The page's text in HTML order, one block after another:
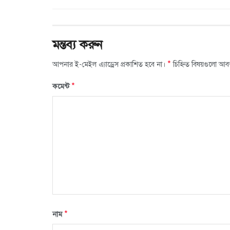
মন্তব্য করুন
আপনার ই-মেইল এ্যাড্রেস প্রকাশিত হবে না। * চিহ্নিত বিষয়গুলো
কমেন্ট*
নাম*